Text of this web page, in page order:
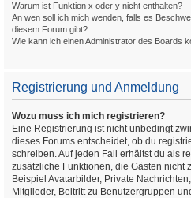
Warum ist Funktion x oder y nicht enthalten?
An wen soll ich mich wenden, falls es
diesem Forum gibt?
Wie kann ich einen Administrator des Boards
Registrierung und Anmeldung
Wozu muss ich mich registrieren?
Eine Registrierung ist nicht unbedingt
dieses Forums entscheidet, ob du
schreiben. Auf jeden Fall erhältst du als
zusätzliche Funktionen, die Gästen nicht
Beispiel Avatarbilder, Private
Mitglieder, Beitritt zu Benutzergruppen